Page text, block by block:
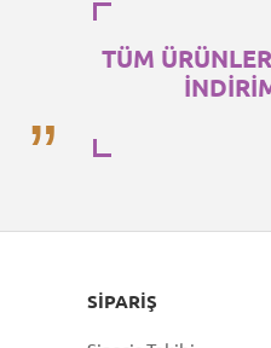
TÜM
SIPARIŞ